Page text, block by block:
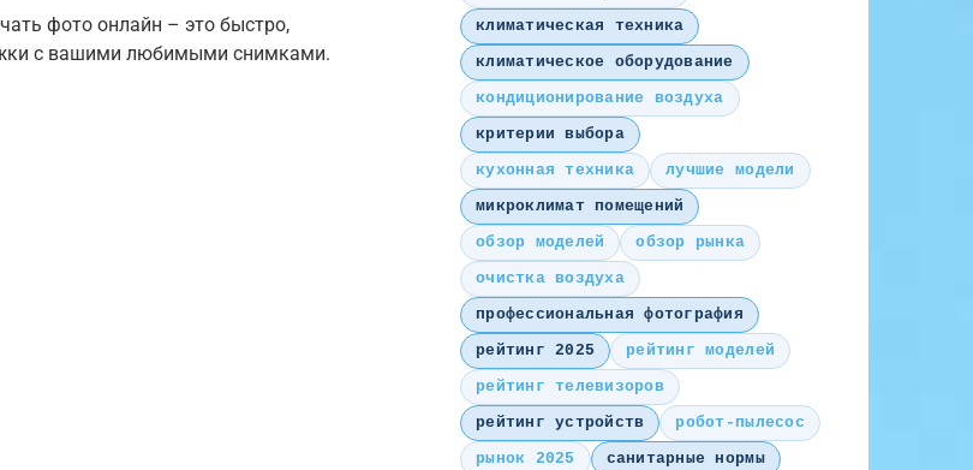
фото онлайн – это быстро,
с вашими любимыми снимками.
климатическая техника
климатическое оборудование
кондиционирование воздуха
критерии выбора
кухонная техника
лучшие модели
микроклимат помещений
обзор моделей
обзор рынка
очистка воздуха
профессиональная фотография
рейтинг 2025
рейтинг моделей
рейтинг телевизоров
рейтинг устройств
робот-пылесос
рынок 2025
санитарные нормы